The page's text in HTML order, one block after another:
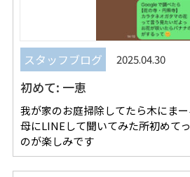
スタッフブログ 2025.04.30
初めて: 一恵
我が家のお庭掃除してたら木にま
母にLINEして聞いてみた所初めて
のが楽しみです